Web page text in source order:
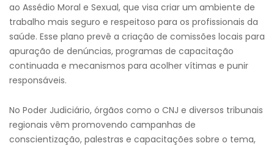
ao Assédio Moral e Sexual, que visa criar um ambiente de
trabalho mais seguro e respeitoso para os profissionais da
saúde. Esse plano prevê a criação de comissões locais para
apuração de denúncias, programas de capacitação
continuada e mecanismos para acolher vítimas e punir
responsáveis.
No Poder Judiciário, órgãos como o CNJ e diversos tribunais
regionais vêm promovendo campanhas de
conscientização, palestras e capacitações sobre o tema,